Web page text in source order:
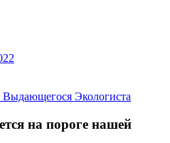
Экологиста
на пороге нашей